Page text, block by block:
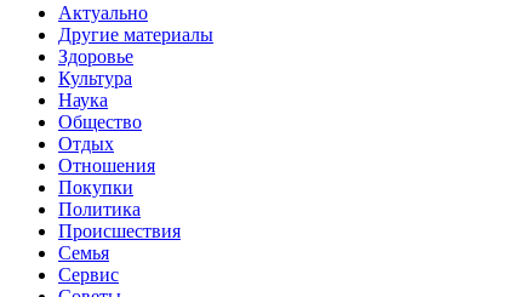
Актуально
Другие материалы
Здоровье
Культура
Наука
Общество
Отдых
Отношения
Покупки
Политика
Происшествия
Семья
Сервис